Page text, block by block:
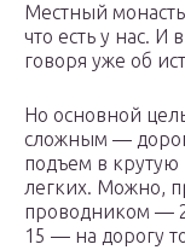
Местный
что есть у нас.
говоря уже об
Но основной
сложным —
подъем в крутую
легких. Можно,
проводником —
15 — на дорогу